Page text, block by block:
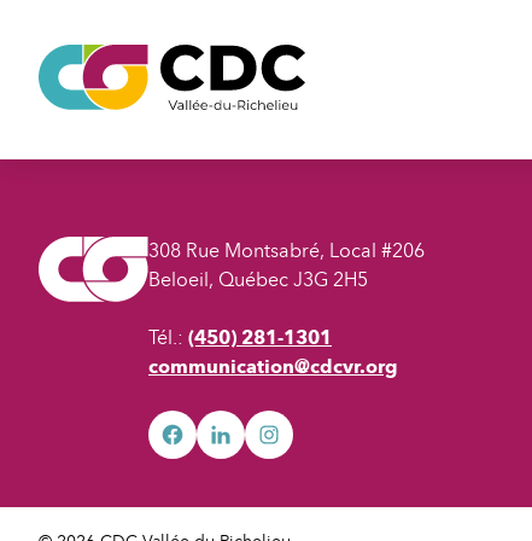
contenuRechercher
308 Rue Montsabré, Local #206
Beloeil, Québec J3G 2H5
Tél.: (450) 281-1301
communication@cdcvr.org
facebookgoogleplusgoogleplus